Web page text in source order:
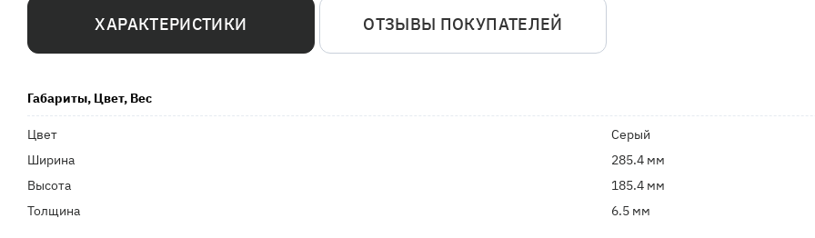
ХАРАКТЕРИСТИКИ
Габариты, Цвет, Вес
Цвет
Серый
Ширина
285.4 мм
Высота
185.4 мм
Толщина
6.5 мм
ОТЗЫВЫ ПОКУПАТЕЛЕЙ